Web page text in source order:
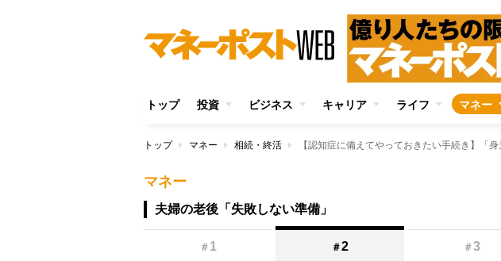
トップ 投資 ビジネス キャリア ライフ マネー
トップ マネー 相続・終活
マネー
夫婦の老後「失敗しない準備」
＃ 1 ＃2 ＃3